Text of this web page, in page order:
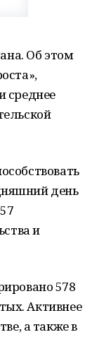
Об этом
среднее
день
и
578
Активнее
а также в